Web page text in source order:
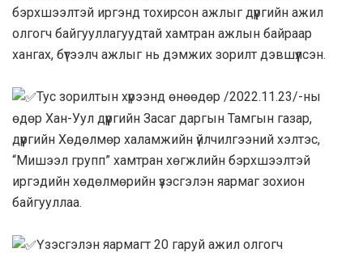
бэрхшээлтэй иргэнд тохирсон ажлыг дүүргийн ажил
олгогч байгууллагуудтай хамтран ажлын байраар
хангах, бүтээлч ажлыг нь дэмжих зорилт дэвшүүлсэн.
Тус зорилтын хүрээнд өнөөдөр /2022.11.23/-ны
өдөр Хан-Уул дүүргийн Засаг даргын Тамгын газар,
дүүргийн Хөдөлмөр халамжийн үйлчилгээний хэлтэс,
“Мишээл групп” хамтран хөгжлийн бэрхшээлтэй
иргэдийн хөдөлмөрийн үзэсгэлэн яармаг зохион
байгууллаа.
Үзэсгэлэн яармагт 20 гаруй ажил олгогч